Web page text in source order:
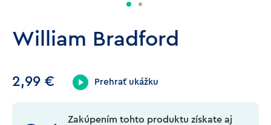
William Bradford
2,99 € Prehrať ukážku
Zakúpením tohto produktu získate aj